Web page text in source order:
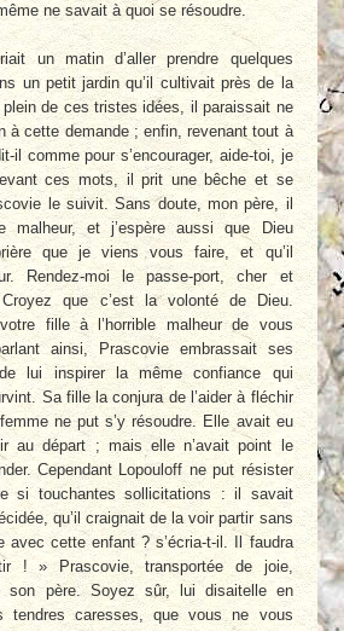
ne savait à quoi se résoudre.
un matin d’aller prendre quelques
un petit jardin qu’il cultivait près de la
de ces tristes idées, il paraissait ne
à cette demande ; enfin, revenant tout à
il comme pour s’encourager, aide-toi, je
ces mots, il prit une bêche et se
le suivit. Sans doute, mon père, il
malheur, et j’espère aussi que Dieu
que je viens vous faire, et qu’il
Rendez-moi le passe-port, cher et
que c’est la volonté de Dieu.
fille à l’horrible malheur de vous
ainsi, Prascovie embrassait ses
lui inspirer la même confiance qui
Sa fille la conjura de l’aider à fléchir
ne put s’y résoudre. Elle avait eu
au départ ; mais elle n’avait point le
Cependant Lopouloff ne put résister
si touchantes sollicitations : il savait
qu’il craignait de la voir partir sans
avec cette enfant ? s’écria-t-il. Il faudra
! » Prascovie, transportée de joie,
son père. Soyez sûr, lui disaitelle en
tendres caresses, que vous ne vous